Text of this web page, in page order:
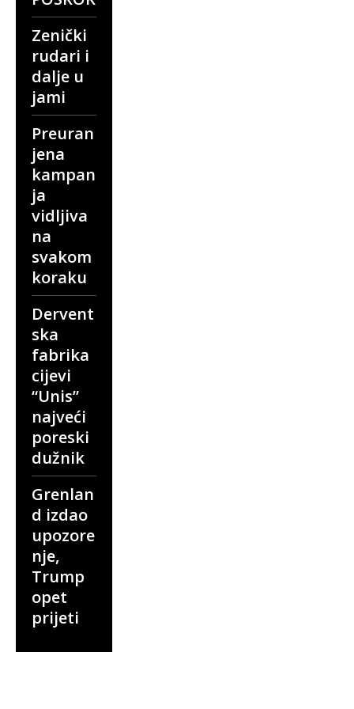
Zenički
rudari i
dalje u
jami
Preuran
jena
kampan
ja
vidljiva
na
svakom
koraku
Dervent
ska
fabrika
cijevi
“Unis”
najveći
poreski
dužnik
Grenlan
d izdao
upozore
nje,
Trump
opet
prijeti